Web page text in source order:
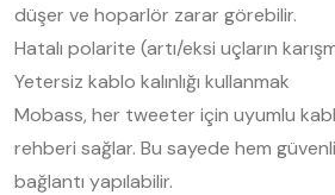
düşer ve hoparlör zarar görebilir.
Hatalı polarite (artı/eksi uçların
Yetersiz kablo kalınlığı kullanmak
Mobass, her tweeter için uyumlu
rehberi sağlar. Bu sayede hem
bağlantı yapılabilir.